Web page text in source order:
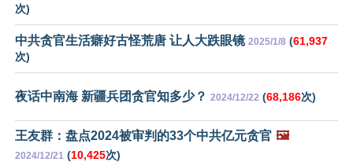
次)
中共贪官生活癖好古怪荒唐 让人大跌眼镜 2025/1/8 (61,937
次)
夜话中南海 新疆兵团贪官知多少？ 2024/12/22 (68,186次)
王友群：盘点2024被审判的33个中共亿元贪官 🖼️
2024/12/21 (10,425次)